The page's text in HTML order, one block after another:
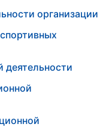
организации
деятельности